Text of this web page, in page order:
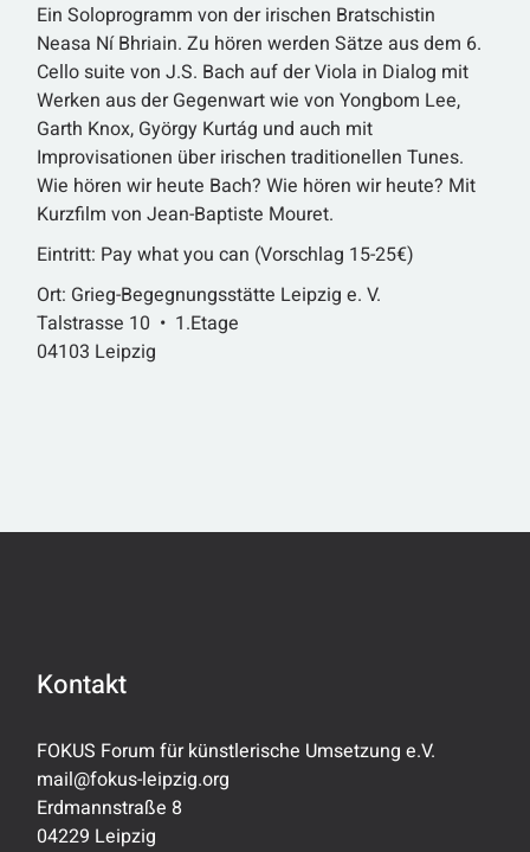
Ein Soloprogramm von der irischen Bratschistin
Neasa Ní Bhriain. Zu hören werden Sätze aus dem 6.
Cello suite von J.S. Bach auf der Viola in Dialog mit
Werken aus der Gegenwart wie von Yongbom Lee,
Garth Knox, György Kurtág und auch mit
Improvisationen über irischen traditionellen Tunes.
Wie hören wir heute Bach? Wie hören wir heute? Mit
Kurzfilm von Jean-Baptiste Mouret.
Eintritt: Pay what you can (Vorschlag 15-25€)
Ort: Grieg-Begegnungsstätte Leipzig e. V.
Talstrasse 10 • 1.Etage
04103 Leipzig
Kontakt
FOKUS Forum für künstlerische Umsetzung e.V.
mail@fokus-leipzig.org
Erdmannstraße 8
04229 Leipzig